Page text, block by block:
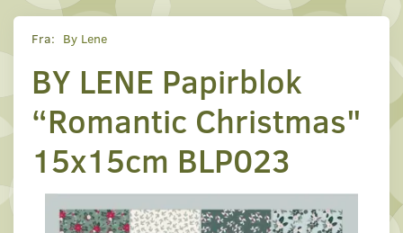
Fra: By Lene
BY LENE Papirblok
“Romantic Christmas"
15x15cm BLP023